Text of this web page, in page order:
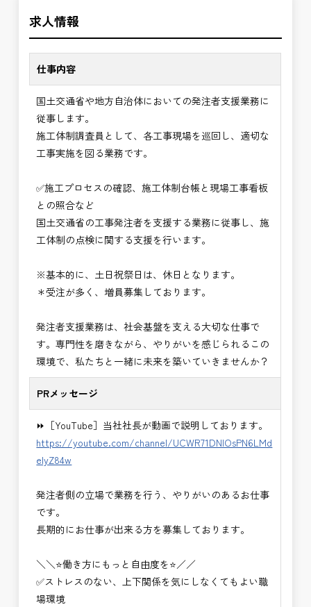
か？
✅ストレスのない、上下関係を気にしなくてもよい
職場環境
✅「仕事のやりがい」と「賃金」のバランスを大切
に致します。
⭐＝＝お祝い金100,000円＝＝⭐
※お祝い金の支給条件は、入社より3ヶ月経過され
た方が対象となります。
その他支給条件の詳細については、問い合わせくだ
■勤務地について、ご希望のある方は別途ご相談く
ださい。
国土交通省、地方自治体
■発注者支援業務＜希望する業務をお選びくださ
い。＞
・＜急募＞資料作成業務
・NEXCO（ネクスコ）施工管理
・NEXCO（ネクスコ）点検業務
・電気工事監督支援業務
・積算技術業務
・設計コンサルティング業務（数量算出、図面の
修正など）
・河川巡視支援業務
・道路許認可審査・適正化指導業務
・調査設計資料作成業務
・施工体制調査員
※応募書類等の送付方法につきましては、基本的に
Ｅメールで送付
頂きたいと思います。
求人情報
仕事内容
国土交通省や地方自治体においての発注者支援業務に
従事します。
施工体制調査員として、各工事現場を巡回し、適切な
工事実施を図る業務です。
✅施工プロセスの確認、施工体制台帳と現場工事看板
との照合など
国土交通省の工事発注者を支援する業務に従事し、施
工体制の点検に関する支援を行います。
※基本的に、土日祝祭日は、休日となります。
＊受注が多く、増員募集しております。
発注者支援業務は、社会基盤を支える大切な仕事で
す。専門性を磨きながら、やりがいを感じられるこの
環境で、私たちと一緒に未来を築いていきませんか？
PRメッセージ
⏩［YouTube］当社社長が動画で説明しております。
https://youtube.com/channel/UCWR71DNlOsPN6LMd
eIyZ84w
発注者側の立場で業務を行う、やりがいのあるお仕事
です。
長期的にお仕事が出来る方を募集しております。
＼＼⭐働き方にもっと自由度を⭐／／
✅ストレスのない、上下関係を気にしなくてもよい職
場環境